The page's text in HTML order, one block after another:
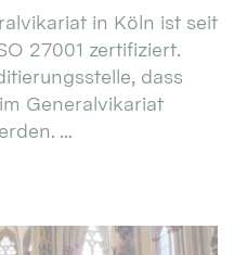
in Köln ist seit
27001 zertifiziert.
dass
Generalvikariat
...